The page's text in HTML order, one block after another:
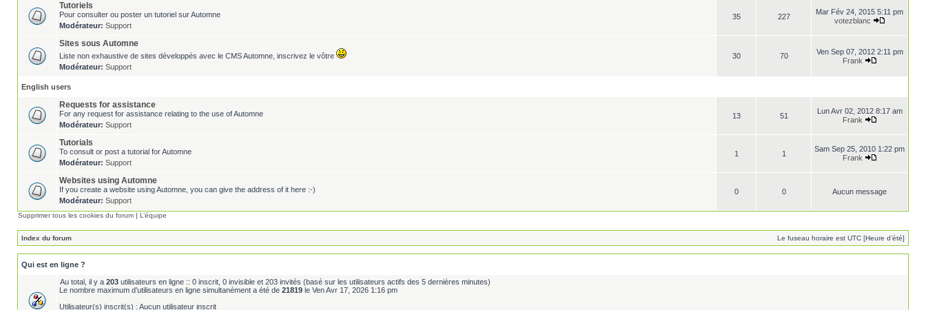
Tutoriels
Pour consulter ou poster un tutoriel sur Automne
Modérateur: Support
35 227
Mar Fév 24, 2015 5:11 pm
votezblanc
Sites sous Automne
Liste non exhaustive de sites développés avec le CMS Automne, inscrivez le vôtre
Modérateur: Support
30 70
Ven Sep 07, 2012 2:11 pm
Frank
English users
Requests for assistance
For any request for assistance relating to the use of Automne
Modérateur: Support
13 51
Lun Avr 02, 2012 8:17 am
Frank
Tutorials
To consult or post a tutorial for Automne
Modérateur: Support
1 1
Sam Sep 25, 2010 1:22 pm
Frank
Websites using Automne
If you create a website using Automne, you can give the address of it here :-)
Modérateur: Support
0 0 Aucun message
Supprimer tous les cookies du forum | L’équipe
Index du forum Le fuseau horaire est UTC [Heure d’été]
Qui est en ligne ?
Au total, il y a 203 utilisateurs en ligne :: 0 inscrit, 0 invisible et 203 invités (basé sur les utilisateurs actifs des 5 dernières minutes)
Le nombre maximum d’utilisateurs en ligne simultanément a été de 21819 le Ven Avr 17, 2026 1:16 pm
Utilisateur(s) inscrit(s) : Aucun utilisateur inscrit